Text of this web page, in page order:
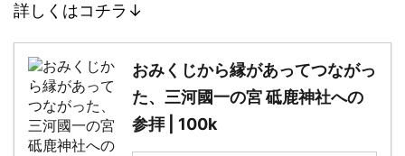
詳しくはコチラ↓
おみくじから縁があってつながっ
た、三河國一の宮 砥鹿神社への
参拝 | 100k